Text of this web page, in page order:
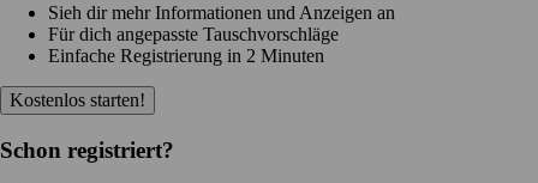
Sieh dir mehr Informationen und Anzeigen an
Für dich angepasste Tauschvorschläge
Einfache Registrierung in 2 Minuten
Kostenlos starten!
Schon registriert?